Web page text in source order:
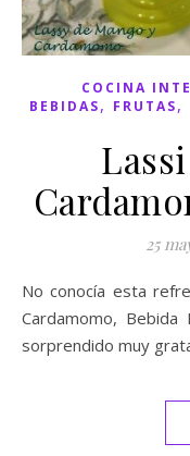
COCINA
BEBIDAS, FRUTAS,
25
No conocía esta refrescante bebida el Lassi de Mango y
Cardamomo,
sorprendido muy